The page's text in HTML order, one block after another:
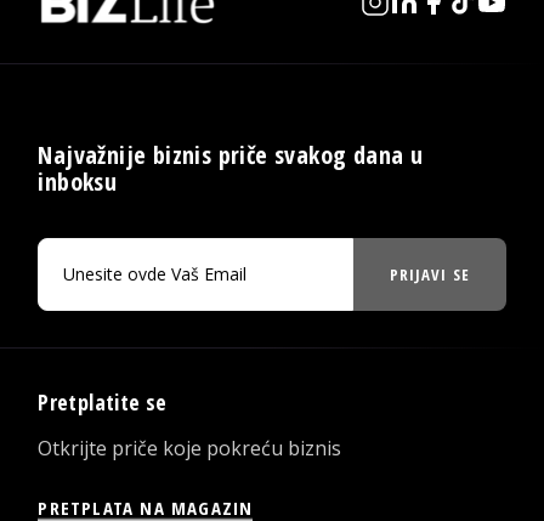
Najvažnije biznis priče svakog dana u
inboksu
PRIJAVI SE
Pretplatite se
Otkrijte priče koje pokreću biznis
PRETPLATA NA MAGAZIN